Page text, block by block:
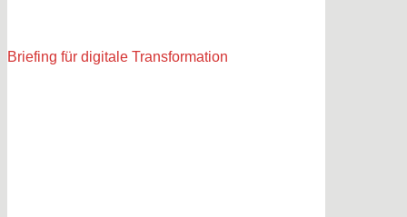
Briefing für digitale Transformation